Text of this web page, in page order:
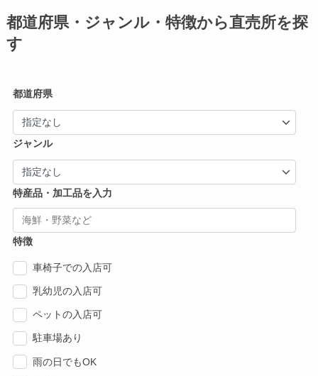
都道府県・ジャンル・特徴から直売所を探
す
都道府県
ジャンル
特産品・加工品を入力
特徴
車椅子での入店可
乳幼児の入店可
ペットの入店可
駐車場あり
雨の日でもOK